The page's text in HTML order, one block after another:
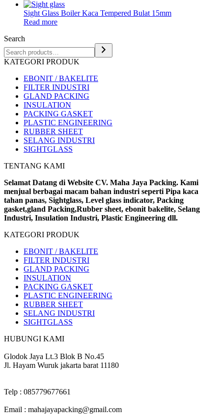
Sight Glass Boiler Kaca Tempered Bulat 15mm
Read more
Search
KATEGORI PRODUK
EBONIT / BAKELITE
FILTER INDUSTRI
GLAND PACKING
INSULATION
PACKING GASKET
PLASTIC ENGINEERING
RUBBER SHEET
SELANG INDUSTRI
SIGHTGLASS
TENTANG KAMI
Selamat Datang di Website CV. Maha Jaya Packing. Kami
menjual berbagai macam bahan industri seperti Pipa kaca
tahan panas, Sightglass, Level glass indicator, Packing
gasket,gland Packing,Rubber sheet, ebonit bakelite, Selang
Industri, Insulation Industri, Plastic Engineering dll.
KATEGORI PRODUK
EBONIT / BAKELITE
FILTER INDUSTRI
GLAND PACKING
INSULATION
PACKING GASKET
PLASTIC ENGINEERING
RUBBER SHEET
SELANG INDUSTRI
SIGHTGLASS
HUBUNGI KAMI
Glodok Jaya Lt.3 Blok B No.45
Jl. Hayam Wuruk jakarta barat 11180
Telp : 085779677661
Email : mahajayapacking@gmail.com